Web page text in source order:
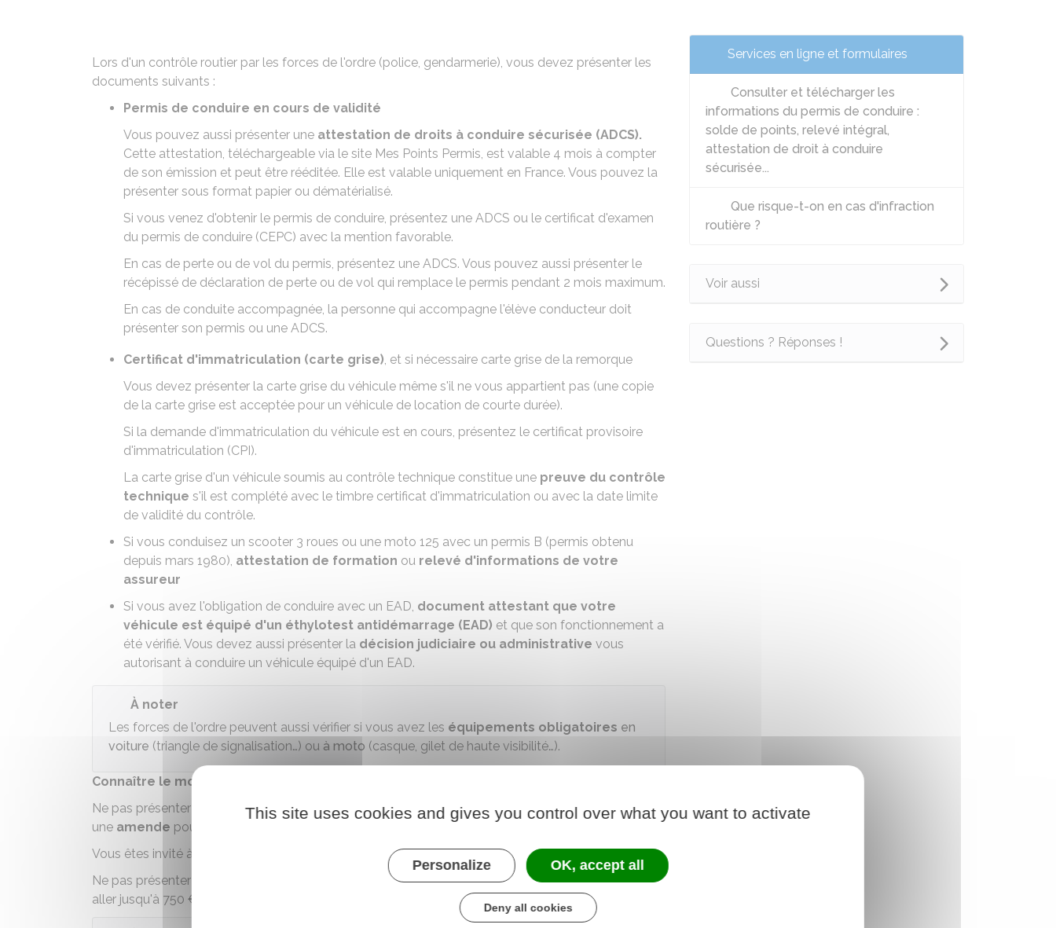
Lors d'un contrôle routier par les forces de l'ordre (police, gendarmerie), vous devez présenter les
documents suivants :
Permis de conduire en cours de validité
Vous pouvez aussi présenter une attestation de droits à conduire sécurisée (ADCS).
Cette attestation, téléchargeable via le site Mes Points Permis, est valable 4 mois à compter
de son émission et peut être rééditée. Elle est valable uniquement en France. Vous pouvez la
présenter sous format papier ou dématérialisé.
Si vous venez d'obtenir le permis de conduire, présentez une ADCS ou le certificat d'examen
du permis de conduire (CEPC) avec la mention favorable.
En cas de perte ou de vol du permis, présentez une ADCS. Vous pouvez aussi présenter le
récépissé de déclaration de perte ou de vol qui remplace le permis pendant 2 mois maximum.
En cas de conduite accompagnée, la personne qui accompagne l'élève conducteur doit
présenter son permis ou une ADCS.
Certificat d'immatriculation (carte grise), et si nécessaire carte grise de la remorque
Vous devez présenter la carte grise du véhicule même s'il ne vous appartient pas (une copie
de la carte grise est acceptée pour un véhicule de location de courte durée).
Si la demande d'immatriculation du véhicule est en cours, présentez le certificat provisoire
d'immatriculation (CPI).
La carte grise d'un véhicule soumis au contrôle technique constitue une preuve du contrôle
technique s'il est complété avec le timbre certificat d'immatriculation ou avec la date limite
de validité du contrôle.
Si vous conduisez un scooter 3 roues ou une moto 125 avec un permis B (permis obtenu
depuis mars 1980), attestation de formation ou relevé d'informations de votre
assureur
Si vous avez l'obligation de conduire avec un EAD, document attestant que votre
véhicule est équipé d'un éthylotest antidémarrage (EAD) et que son fonctionnement a
été vérifié. Vous devez aussi présenter la décision judiciaire ou administrative vous
autorisant à conduire un véhicule équipé d'un EAD.
À noter
Les forces de l'ordre peuvent aussi vérifier si vous avez les équipements obligatoires en
voiture (triangle de signalisation…) ou à moto (casque, gilet de haute visibilité…).
Connaître le montant de l'amende en cas de non présentation des documents exigés
Ne pas présenter immédiatement les documents exigés aux forces de l'ordre est sanctionné par
une amende pouvant aller jusqu'à
Vous êtes invité à justifier
dans un délai de 5 joursque vous avez les documents exigés.
Ne pas présenter ces documents dans le délai de 5 jours est sanctionné par uneamendepouvant
aller jusqu'à 750 €
Services en ligne et formulaires
Consulter et télécharger les
informations du permis de conduire :
solde de points, relevé intégral,
attestation de droit à conduire
sécurisée...
Que risque-t-on en cas d'infraction
routière ?
Voir aussi
Questions ? Réponses !
This site uses cookies and gives you control over what you want to activate
Personalize OK, accept all
Deny all cookies